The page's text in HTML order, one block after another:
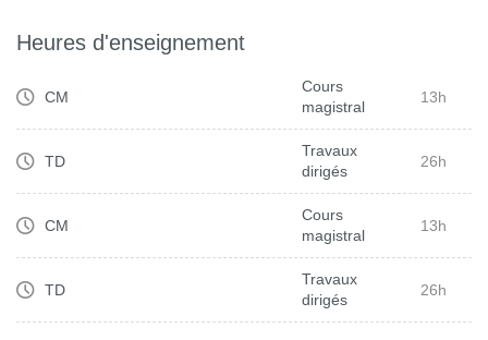
Heures d'enseignement
CM
Cours
magistral
13h
TD
Travaux
dirigés
26h
CM
Cours
magistral
13h
TD
Travaux
dirigés
26h